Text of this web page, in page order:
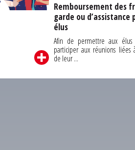
Remboursement des
garde ou d’assistance
élus
Afin de permettre aux élus
participer aux réunions liées
de leur ...